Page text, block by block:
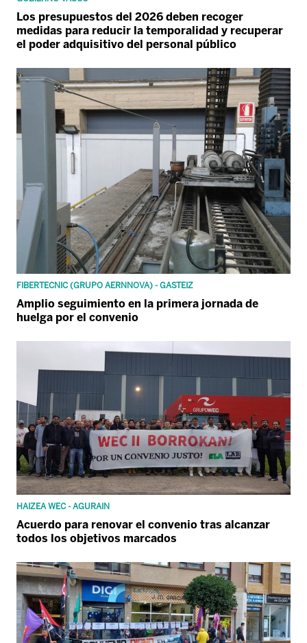
Los presupuestos del 2026 deben recoger
medidas para reducir la temporalidad y recuperar
el poder adquisitivo del personal público
FIBERTECNIC (GRUPO AERNNOVA) - GASTEIZ
Amplio seguimiento en la primera jornada de
huelga por el convenio
HAIZEA WEC - AGURAIN
Acuerdo para renovar el convenio tras alcanzar
todos los objetivos marcados